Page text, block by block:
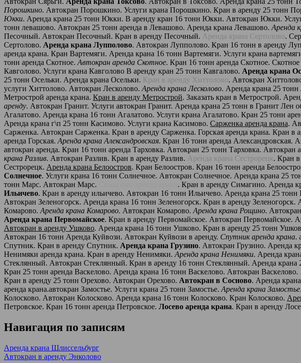
Порошкино. Автокран Порошкино. Услуги крана Порошкино. Кран в аренду 25 тонн
Юкки. Аренда крана 25 тонн Юкки. В аренду кран 16 тонн Юкки. Автокран Юкки.
тонн левашово. Автокран 25 тонн аренда в Левашово. Аренда крана Левашово. Аренда
Песочный. Автокран Песочный. Кран в аренду Песочный. Аренда крана Сертолово.
Сертолово. Аренда крана Лупполово. Автокран Лупполово. Кран 16 тонн в аренду
аренда крана. Кран Вартемяги. Аренда крана 16 тонн Вартемяги. Услуги крана
тонн аренда Скотное. Автокран аренда Скотное. Кран 16 тонн аренда Скотное. Скотное
Кавголово. Услуги крана Кавголово В аренду кран 25 тонн Кавгалово. Аренда крана
25 тонн Осельки. Аренда крана Осельки. Кран в аренду Хиттолово. Автокран
услуги Хиттолово. Автокран Лесколово. Аренда крана Лесколово. Аренда крана 25
Метрострой аренда крана. Кран в аренду Метрострой. Заказать кран в Метрострой.
аренду. Автокран Гранит. Услуги автокран Гранит. Аренда крана 25 тонн в Гранит Лен
Агалатово. Аренда крана 16 тонн Агалатово. Услуги крана Агалатово. Кран 25 тонн
Аренда крана г\п 25 тонн Касимово. Услуги крана Касимово. Сарженка аренда крана.
Сарженка. Автокран Сарженка. Кран в аренду Сарженка. Горская аренда крана. Кран в
аренда Горская. Аренда крана Александровская. Кран 16 тонн аренда Александровская.
автокран аренда. Кран 16 тонн аренда Тарховка. Автокран 25 тонн Тарховка. Автокран
крана Разлив. Автокран Разлив. Кран в аренду Разлив. Аренда крана Сестрорецк. Кран
Сестрорецк. Аренда крана Белоостров. Кран Белоостров. Кран 16 тонн аренда
Солнечное. Услуги крана 16 тонн Солнечное. Автокран Солнечное. Аренда крана 25
тонн Марс. Автокран Марс.
. Кран в аренду Симагино. Аренда
Ильичево. Кран в аренду ильичево. Автокран 16 тонн Ильичево. Аренда крана 25
Автокран Зеленогорск. Аренда крана 16 тонн Зеленогорск. Кран в аренду
Комарово. Аренда крана Комарово. Автокран Комарово. Аренда крана Рощино.
Аренда крана Первомайское. Кран в аренду Первомайское. Автокран Первомайское.
Автокран в аренду Ушково. Аренда крана 16 тонн Ушково. Кран в аренду 25 тонн
Автокран 16 тонн Аренда Куйвози. Автокран Куйвози в аренду. Спутник аренда крана.
Спутник. Кран в аренду Спутник. Аренда крана Грузино. Автокран Грузино. Аренда
Ненимяки аренда крана. Кран в аренду Ненимяки. Аренда крана Ненимяки. Аренда
Стеклянный. Автокран Стеклянный. Кран в аренду 16 тонн Стеклянный. Аренда крана
Кран 25 тонн аренда Васкелово. Аренда крана 16 тонн Васкелово. Автокран Васкелово.
Кран в аренду 25 тонн Орехово. Автокран Орехово. Автокран в Сосново. Аренда
аренда крана.автокран Замостье. Услуги крана 25 тонн Замостье. Аренда крана Замостье
Колосково. Автокран Колосково. Аренда крана 16 тонн Колосково. Кран Колосково.
Петровское. Кран 16 тонн аренда Петровское. Лосево аренда крана. Кран в аренду
Навигация по записям
Аренда крана Шлиссельбург
Автокран в аренду Энколово